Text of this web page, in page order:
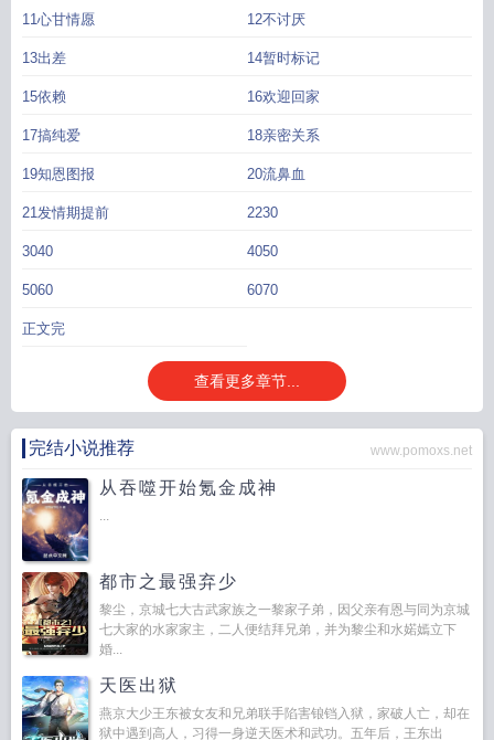
学坏专家点评
11心甘情愿 12不讨厌
13出差 14暂时标记
15依赖 16欢迎回家
17搞纯爱 18亲密关系
19知恩图报 20流鼻血
21发情期提前 2230
3040 4050
5060 6070
正文完
查看更多章节...
完结小说推荐 www.pomoxs.net
从吞噬开始氪金成神
...
都市之最强弃少
黎尘，京城七大古武家族之一黎家子弟，因父亲有恩与同为京城
七大家的水家家主，二人便结拜兄弟，并为黎尘和水婼嫣立下
婚...
天医出狱
燕京大少王东被女友和兄弟联手陷害锒铛入狱，家破人亡，却在
狱中遇到高人，习得一身逆天医术和武功。五年后，王东出